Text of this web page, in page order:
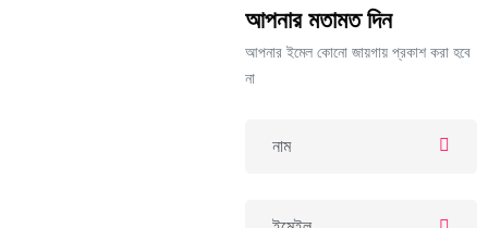
আপনার মতামত দিন
আপনার ইমেল কোনো জায়গায় প্রকাশ করা হবে
না